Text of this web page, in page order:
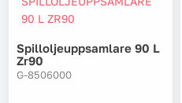
Spilloljeuppsamlare 90 L
Zr90
G-8506000